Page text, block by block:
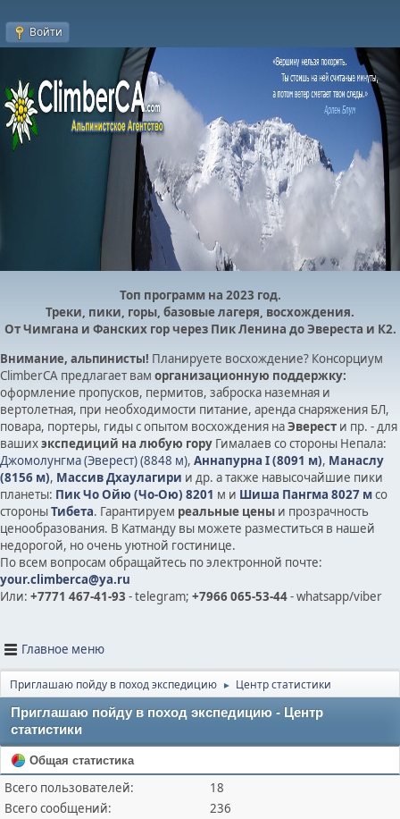
Войти
Топ программ на 2023 год.
Треки, пики, горы, базовые лагеря, восхождения.
От Чимгана и Фанских гор через Пик Ленина до Эвереста и К2.
Внимание, альпинисты! Планируете восхождение? Консорциум
ClimberCA предлагает вам организационную поддержку:
оформление пропусков, пермитов, заброска наземная и
вертолетная, при необходимости питание, аренда снаряжения БЛ,
повара, портеры, гиды с опытом восхождения наЭверест и пр. - для
вашихэкспедиций на любую гору Гималаев со стороны Непала:
Джомолунгма (Эверест) (8848 м), Аннапурна I (8091 м), Манаслу
(8156 м), Массив Дхаулагири и др. а также навысочайшие пики
планеты: Пик Чо Ойю (Чо-Ою) 8201 м и Шиша Пангма 8027 мсо
стороныТибета. Гарантируем реальные цены и прозрачность
ценообразования. В Катманду вы можете разместиться в нашей
недорогой, но очень уютной гостинице.
По всем вопросам обращайтесь по электронной почте:
your.climberca@ya.ru
Или: +7771 467-41-93 - telegram; +7966 065-53-44- whatsapp/viber
Главное меню
Приглашаю пойду в поход экспедицию ► Центр статистики
Приглашаю пойду в поход экспедицию - Центр
статистики
Общая статистика
Всего пользователей:
18
Всего сообщений:
236